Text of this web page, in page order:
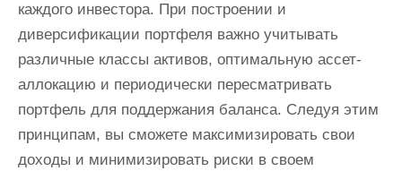
каждого инвестора. При построении и
диверсификации портфеля важно учитывать
различные классы активов, оптимальную ассет-
аллокацию и периодически пересматривать
портфель для поддержания баланса. Следуя этим
принципам, вы сможете максимизировать свои
доходы и минимизировать риски в своем